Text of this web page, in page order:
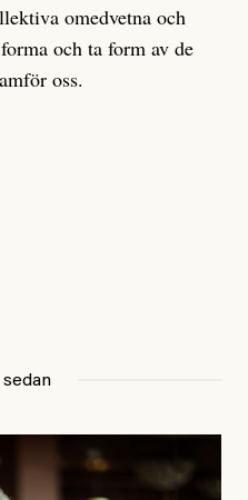
omedvetna och
och ta form av de
oss.
sedan